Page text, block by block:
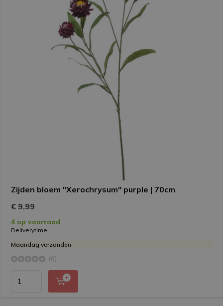
Zijden bloem "Xerochrysum" purple | 70cm
€ 9,99
4 op voorraad
Deliverytime
Maandag verzonden
(0)